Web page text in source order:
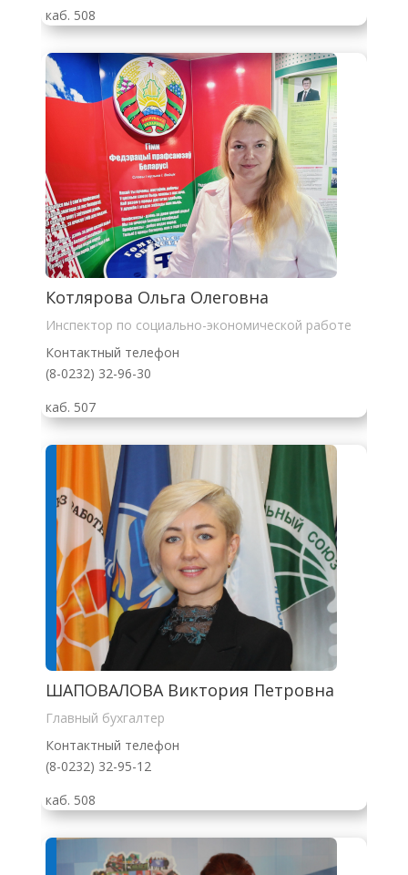
каб. 508
Котлярова Ольга Олеговна
Инспектор по социально-экономической работе
Контактный телефон
(8-0232) 32-96-30
каб. 507
ШАПОВАЛОВА Виктория Петровна
Главный бухгалтер
Контактный телефон
(8-0232) 32-95-12
каб. 508